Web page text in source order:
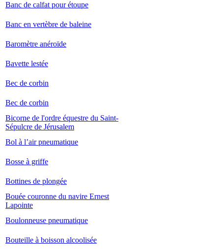
Banc de calfat pour étoupe
Banc en vertèbre de baleine
Baromètre anéroïde
Bavette lestée
Bec de corbin
Bec de corbin
Bicorne de l'ordre équestre du Saint-
Sépulcre de Jérusalem
Bol à l’air pneumatique
Bosse à griffe
Bottines de plongée
Bouée couronne du navire Ernest
Lapointe
Boulonneuse pneumatique
Bouteille à boisson alcoolisée